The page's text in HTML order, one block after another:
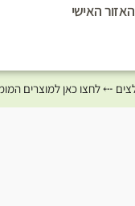
האזור האישי